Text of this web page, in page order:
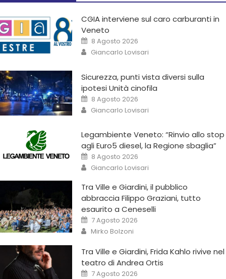
CGIA interviene sul caro carburanti in
Veneto
8 Agosto 2026
Giancarlo Lovisari
Sicurezza, punti vista diversi sulla
ipotesi Unità cinofila
8 Agosto 2026
Giancarlo Lovisari
Legambiente Veneto: “Rinvio allo stop
agli Euro5 diesel, la Regione sbaglia”
8 Agosto 2026
Giancarlo Lovisari
Tra Ville e Giardini, il pubblico
abbraccia Filippo Graziani, tutto
esaurito a Ceneselli
7 Agosto 2026
Mirko Bolzoni
Tra Ville e Giardini, Frida Kahlo rivive nel
teatro di Andrea Ortis
7 Agosto 2026